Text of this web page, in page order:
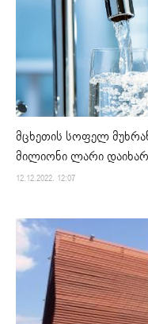
მცხეთის სოფელ
მილიონი ლარი
12.12.2022. 12:07